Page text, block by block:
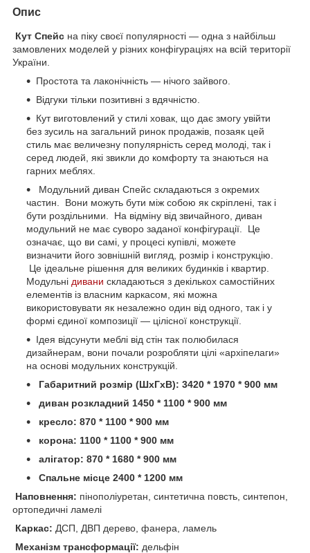
Опис
Кут Спейс на піку своєї популярності — одна з найбільш
замовлених моделей у різних конфігураціях на всій території
України.
Простота та лаконічність — нічого зайвого.
Відгуки тільки позитивні з вдячністю.
Кут виготовлений у стилі ховак, що дає змогу увійти
без зусиль на загальний ринок продажів, позаяк цей
стиль має величезну популярність серед молоді, так і
серед людей, які звикли до комфорту та знаються на
гарних меблях.
Модульний диван Спейс складаються з окремих
частин. Вони можуть бути між собою як скріплені, так і
бути роздільними. На відміну від звичайного, диван
модульний не має суворо заданої конфігурації. Це
означає, що ви самі, у процесі купівлі, можете
визначити його зовнішній вигляд, розмір і конструкцію.
Це ідеальне рішення для великих будинків і квартир.
Модульні дивани складаються з декількох самостійних
елементів із власним каркасом, які можна
використовувати як незалежно один від одного, так і у
формі єдиної композиції — цілісної конструкції.
Ідея відсунути меблі від стін так полюбилася
дизайнерам, вони почали розробляти цілі «архіпелаги»
на основі модульних конструкцій.
Габаритний розмір (ШхГхВ): 3420 * 1970 * 900 мм
диван розкладний 1450 * 1100 * 900 мм
кресло: 870 * 1100 * 900 мм
корона: 1100 * 1100 * 900 мм
алігатор: 870 * 1680 * 900 мм
Спальне місце 2400 * 1200 мм
Наповнення: пінополіуретан, синтетична повсть, синтепон,
ортопедичні ламелі
Каркас: ДСП, ДВП дерево, фанера, ламель
Механізм трансформації: дельфін